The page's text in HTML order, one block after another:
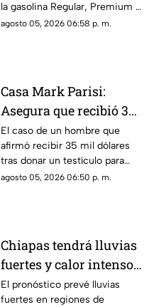
jueves 6 de agosto
la gasolina Regular, Premium y
Diésel en las estaciones de
agosto 05, 2026 06:58 p. m.
Casa Mark Parisi:
Asegura que recibió 35
mil dólares por donar
un t3stícul0
El caso de un hombre que
afirmó recibir 35 mil dólares
tras donar un testículo para
investigación científica volvió
agosto 05, 2026 06:50 p. m.
Chiapas tendrá lluvias
fuertes y calor intenso
este jueves 6 de agosto
El pronóstico prevé lluvias
fuertes en regiones de